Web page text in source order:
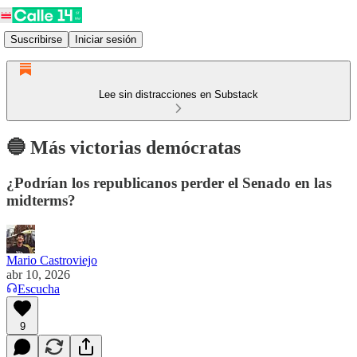
Suscribirse Iniciar sesión
Lee sin distracciones en Substack
🔵 Más victorias demócratas
¿Podrían los republicanos perder el Senado en las
midterms?
Mario Castroviejo
abr 10, 2026
Escucha
9